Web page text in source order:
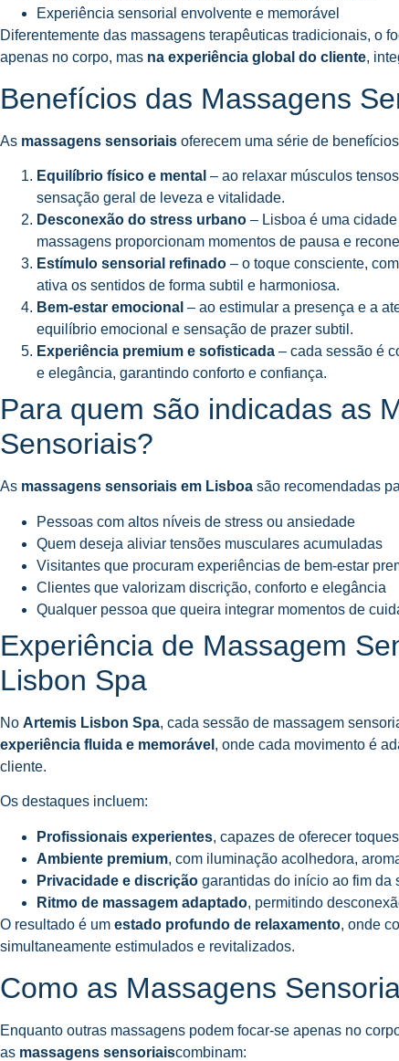
Experiência sensorial envolvente e memorável
Diferentemente das massagens terapêuticas tradicionais, o
apenas no corpo, mas na experiência global do cliente,
Benefícios das Massagens
As massagens sensoriais oferecem uma série de
Equilíbrio físico e mental – ao relaxar músculos
sensação geral de leveza e vitalidade.
Desconexão do stress urbano – Lisboa é uma
massagens proporcionam momentos de pausa e
Estímulo sensorial refinado – o toque consciente,
ativa os sentidos de forma subtil e harmoniosa.
Bem-estar emocional – ao estimular a presença e a
equilíbrio emocional e sensação de prazer subtil.
Experiência premium e sofisticada – cada sessão é
e elegância, garantindo conforto e confiança.
Para quem são indicadas as
Sensoriais?
As massagens sensoriais em Lisboa são recomendadas
Pessoas com altos níveis de stress ou ansiedade
Quem deseja aliviar tensões musculares acumuladas
Visitantes que procuram experiências de bem-estar
Clientes que valorizam discrição, conforto e elegância
Qualquer pessoa que queira integrar momentos de
Experiência de Massagem
Lisbon Spa
No Artemis Lisbon Spa, cada sessão de massagem
experiência fluida e memorável , onde cada movimento é
cliente.
Os destaques incluem:
Profissionais experientes, capazes de oferecer
Ambiente premium, com iluminação acolhedora,
Privacidade e discrição garantidas do início ao fim da
Ritmo de massagem adaptado, permitindo
O resultado é um estado profundo de relaxamento, onde
simultaneamente estimulados e revitalizados.
Como as Massagens
Enquanto outras massagens podem focar-se apenas no
as massagens sensoriaiscombinam: